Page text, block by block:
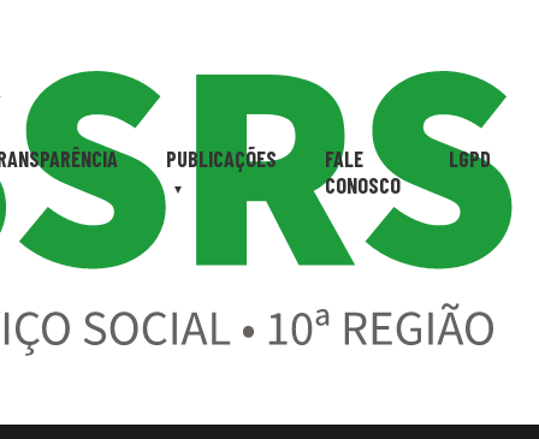
PUBLICAÇÕES
FALE
CONOSCO
LGPD